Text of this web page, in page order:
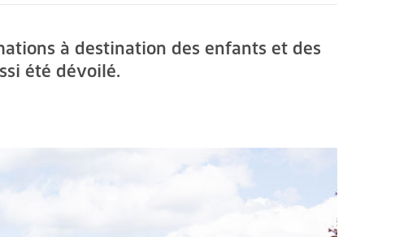
à destination des enfants et des
été dévoilé.